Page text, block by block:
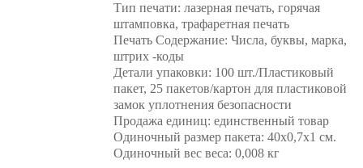
Тип печати: лазерная печать, горячая
штамповка, трафаретная печать
Печать Содержание: Числа, буквы, марка,
штрих -коды
Детали упаковки: 100 шт./Пластиковый
пакет, 25 пакетов/картон для пластиковой
замок уплотнения безопасности
Продажа единиц: единственный товар
Одиночный размер пакета: 40x0,7x1 см.
Одиночный вес веса: 0,008 кг